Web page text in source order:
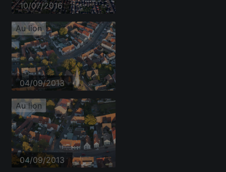
10/07/2016
Au lion
04/09/2013
Au lion
04/09/2013